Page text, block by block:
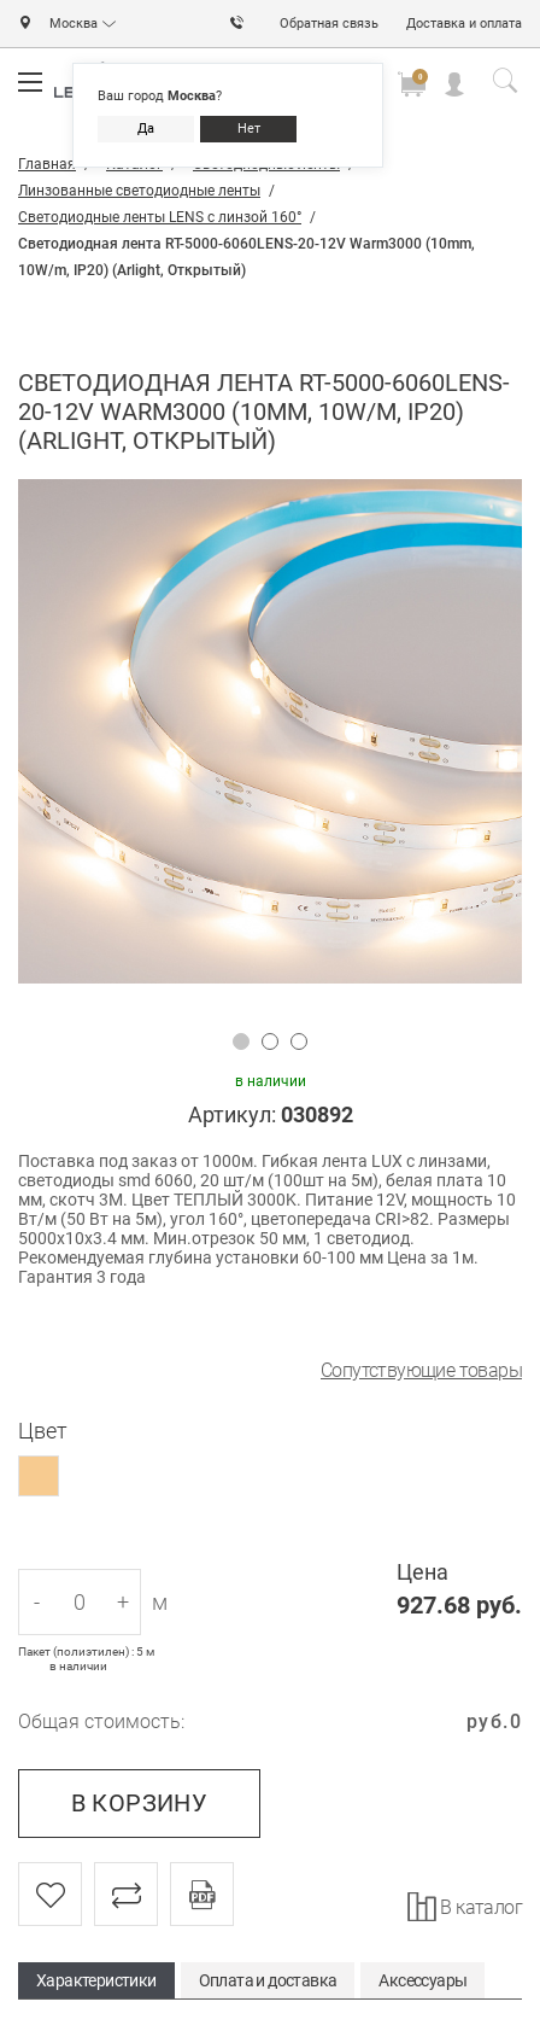
Москва
Ваш город Москва?
Да Нет
Обратная связь Доставка и оплата
0
Главная Каталог
Светодиодные ленты
Линзованные светодиодные ленты
Светодиодные ленты LENS с линзой 160°
Светодиодная лента RT-5000-6060LENS-20-12V Warm3000 (10mm,
10W/m, IP20) (Arlight, Открытый)
СВЕТОДИОДНАЯ ЛЕНТА RT-5000-6060LENS-
20-12V WARM3000 (10MM, 10W/M, IP20)
(ARLIGHT, ОТКРЫТЫЙ)
в наличии
Артикул: 030892
Поставка под заказ от 1000м. Гибкая лента LUX с линзами,
светодиоды smd 6060, 20 шт/м (100шт на 5м), белая плата 10
мм, скотч 3М. Цвет ТЕПЛЫЙ 3000K. Питание 12V, мощность 10
Вт/м (50 Вт на 5м), угол 160°, цветопередача CRI>82. Размеры
5000х10x3.4 мм. Мин.отрезок 50 мм, 1 светодиод.
Рекомендуемая глубина установки 60-100 мм Цена за 1м.
Гарантия 3 года
Сопутствующие товары
Цвет
Цена
927.68 руб.
- + м
Пакет (полиэтилен) : 5 м
в наличии
Общая стоимость: 0
руб.
В КОРЗИНУ
В каталог
Характеристики Оплата и доставка Аксессуары